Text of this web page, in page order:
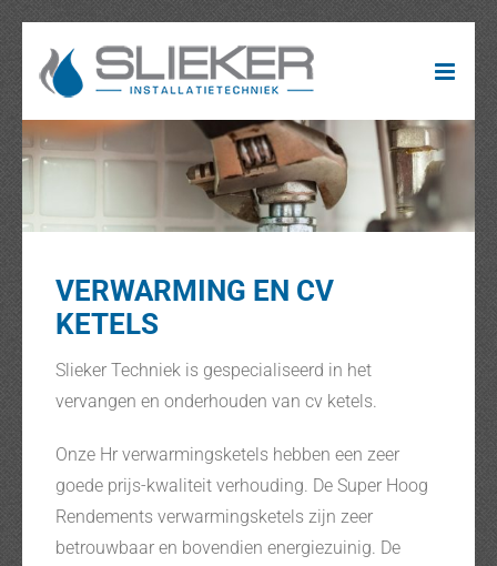
naar
inhoud
VERWARMING EN CV
KETELS
Slieker Techniek is gespecialiseerd in het
vervangen en onderhouden van cv ketels.
Onze Hr verwarmingsketels hebben een zeer
goede prijs-kwaliteit verhouding. De Super Hoog
Rendements verwarmingsketels zijn zeer
betrouwbaar en bovendien energiezuinig. De